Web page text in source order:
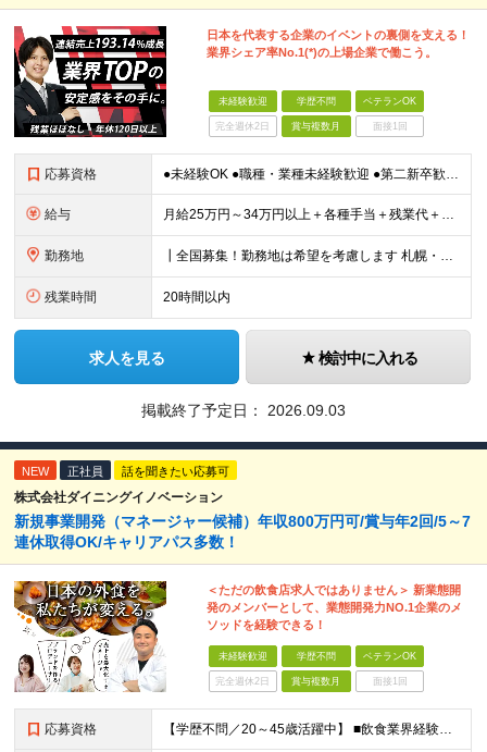
日本を代表する企業のイベントの裏側を支える！
業界シェア率No.1(*)の上場企業で働こう。
未経験歓迎 学歴不問 ベテランOK
完全週休2日 賞与複数月 面接1回
応募資格 ●未経験OK ●職種・業種未経験歓迎 ●第二新卒歓迎 ●学歴不問 ＜こんな方におすすめ！＞ ◎ホテル・アパレル・携帯販売など接客経験を活かしたい ◎「今の会社、この先が見えない」と感じている ◎上場
給与 月給25万円～34万円以上＋各種手当＋残業代＋賞与年2回（昨年度2～4ヶ月分） 初年度想定年収：350万円～ ＜クラス・経験別の月給目安＞ ■メンバークラス：月給25万円以上 ■店長やSVなどのマネ
勤務地 ┃全国募集！勤務地は希望を考慮します 札幌・仙台・東京・横浜・静岡・名古屋・大阪・京都・広島・福岡 募集 ※上記のほか、全国に拠点あり ※キャリアアップやキャリアシフトに伴う転勤も一部ありますが、基
残業時間 20時間以内
求人を見る 検討中に入れる
掲載終了予定日： 2026.09.03
NEW 正社員 話を聞きたい応募可
株式会社ダイニングイノベーション
新規事業開発（マネージャー候補）年収800万円可/賞与年2回/5～7
連休取得OK/キャリアパス多数！
＜ただの飲食店求人ではありません＞ 新業態開
発のメンバーとして、業態開発力NO.1企業のメ
ソッドを経験できる！
未経験歓迎 学歴不問 ベテランOK
完全週休2日 賞与複数月 面接1回
応募資格 【学歴不問／20～45歳活躍中】 ■飲食業界経験および販売／サービスの経験がある方を歓迎します 例えば「もっとこうすれば売れるのに」というアイデアを形にしたい方、経営陣に近いポジションでビジネスを